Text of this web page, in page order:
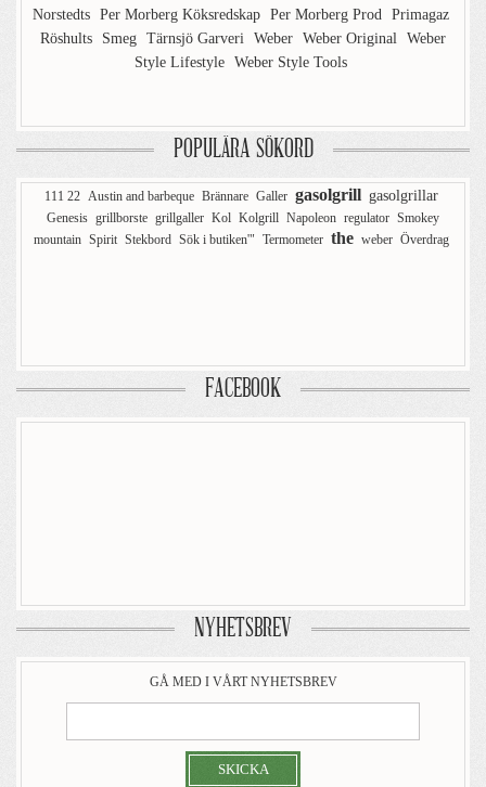
Norstedts Per Morberg Köksredskap Per Morberg Prod Primagaz
Röshults
Smeg Tärnsjö Garveri Weber Weber Original Weber
Style Lifestyle Weber Style Tools
POPULÄRA SÖKORD
111 22 Austin and barbeque Brännare Galler gasolgrill gasolgrillar
Genesis grillborste grillgaller Kol Kolgrill Napoleon regulator Smokey
mountain Spirit Stekbord Sök i butiken'" Termometer the weber Överdrag
FACEBOOK
NYHETSBREV
GÅ MED I VÅRT NYHETSBREV
SKICKA